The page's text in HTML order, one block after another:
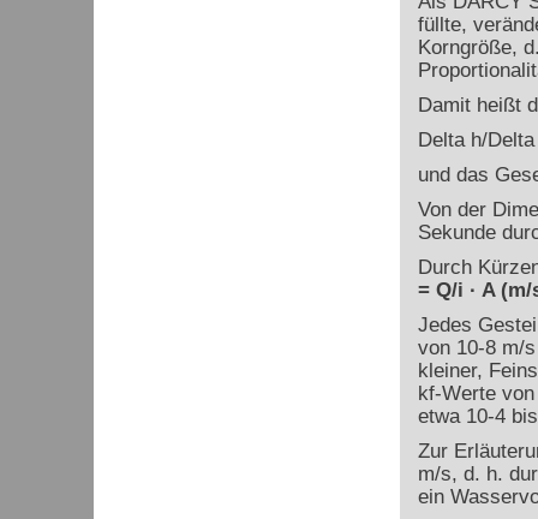
füllte,
Korngröße,
Damit heißt
Delta h/
und das
Von der
Sekunde
Durch
= Q/i · A (m/
Jedes
von 10-8m/s
kleiner,
kf-Werte von
etwa 10-4bis
Zur
m/s, d. h.
ein